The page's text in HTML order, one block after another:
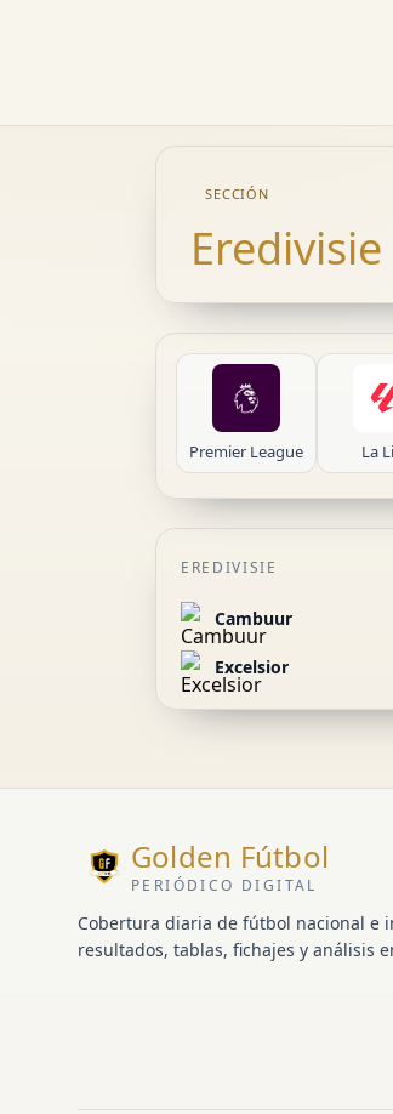
SECCIÓN
Eredivisie
Premier League La
EREDIVISIE
Cambuur
Excelsior
Golden Fútbol
PERIÓDICO DIGITAL
Cobertura diaria de fútbol nacional e
resultados, tablas, fichajes y análisis